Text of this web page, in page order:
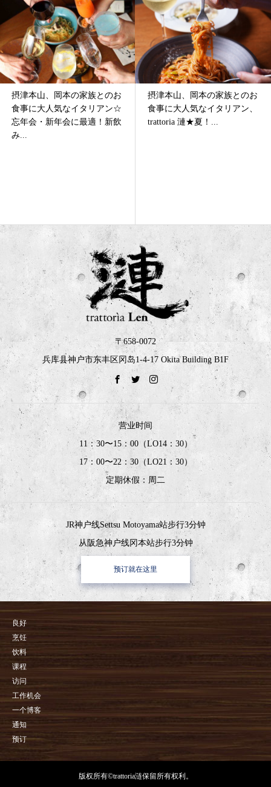
摂津本山、岡本の家族とのお
食事に大人気なイタリアン☆
忘年会・新年会に最適！新飲
み...
摂津本山、岡本の家族とのお
食事に大人気なイタリアン、
trattoria 漣★夏！...
〒658-0072
兵库县神户市东丰区冈岛1-4-17 Okita Building B1F
营业时间
11：30〜15：00（LO14：30）
17：00〜22：30（LO21：30）
定期休假：周二
JR神户线Settsu Motoyama站步行3分钟
从阪急神户线冈本站步行3分钟
预订就在这里
良好
烹饪
饮料
课程
访问
工作机会
一个博客
通知
预订
版权所有©trattoria涟保留所有权利。